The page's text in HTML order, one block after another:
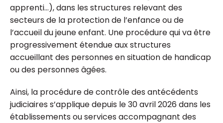
apprenti...), dans les structures relevant des
secteurs de la protection de l’enfance ou de
l’accueil du jeune enfant. Une procédure qui va être
progressivement étendue aux structures
accueillant des personnes en situation de handicap
ou des personnes âgées.
Ainsi, la procédure de contrôle des antécédents
judiciaires s’applique depuis le 30 avril 2026 dans les
établissements ou services accompagnant des